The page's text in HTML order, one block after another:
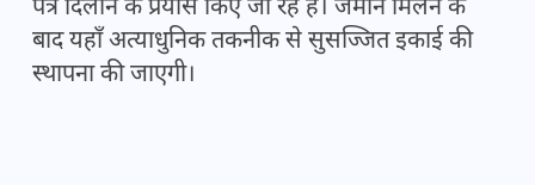
पत्र दिलाने के प्रयास किए जा रहे हैं। जमीन मिलने के
बाद यहाँ अत्याधुनिक तकनीक से सुसज्जित इकाई की
स्थापना की जाएगी।